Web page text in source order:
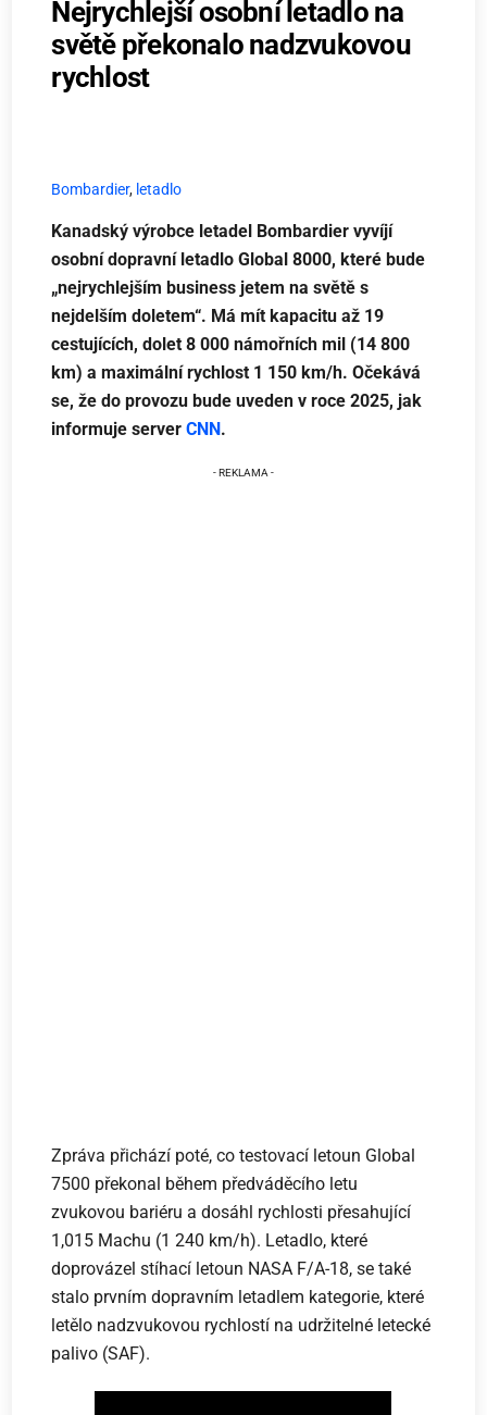
Nejrychlejší osobní letadlo na
světě překonalo nadzvukovou
rychlost
Bombardier, letadlo
Kanadský výrobce letadel Bombardier vyvíjí
osobní dopravní letadlo Global 8000, které bude
„nejrychlejším business jetem na světě s
nejdelším doletem“. Má mít kapacitu až 19
cestujících, dolet 8 000 námořních mil (14 800
km) a maximální rychlost 1 150 km/h. Očekává
se, že do provozu bude uveden v roce 2025, jak
informuje serverCNN .
Zpráva přichází poté, co testovací letoun Global
7500 překonal během předváděcího letu
zvukovou bariéru a dosáhl rychlosti přesahující
1,015 Machu (1 240 km/h). Letadlo, které
doprovázel stíhací letoun NASA F/A-18, se také
stalo prvním dopravním letadlem kategorie, které
letělo nadzvukovou rychlostí na udržitelné letecké
palivo (SAF).